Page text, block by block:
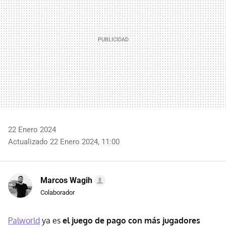
22 Enero 2024
Actualizado 22 Enero 2024, 11:00
Marcos Wagih
Colaborador
Palworld ya es el juego de pago con más jugadores